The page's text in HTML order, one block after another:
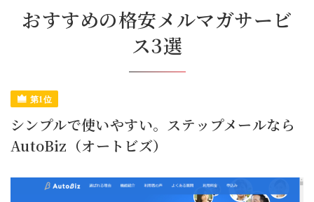
おすすめの格安メルマガサービ
ス3選
シンプルで使いやすい。ステップメールなら
AutoBiz（オートビズ）